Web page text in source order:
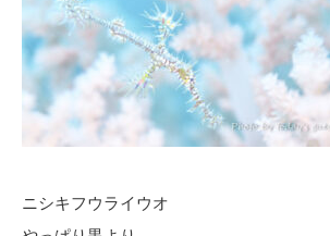
ニシキフウライウオ